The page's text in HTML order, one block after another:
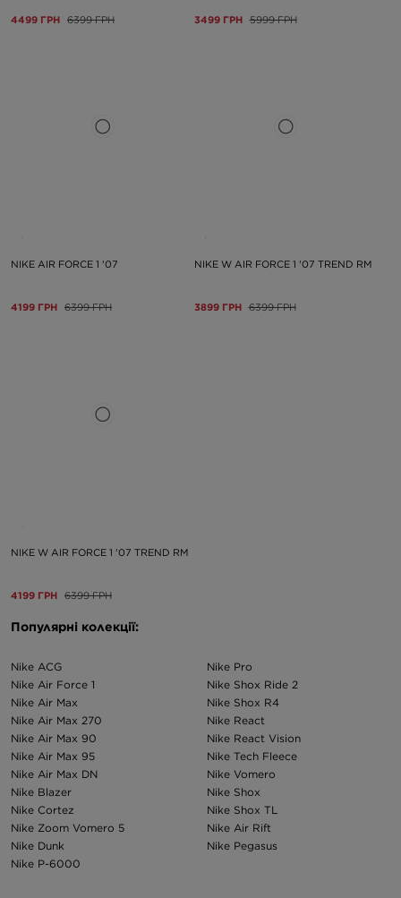
4499 ГРН 6399 ГРН 3499 ГРН 5999 ГРН
NIKE AIR FORCE 1 '07
4199 ГРН 6399 ГРН
NIKE W AIR FORCE 1 '07 TREND RM
3899 ГРН 6399 ГРН
NIKE W AIR FORCE 1 '07 TREND RM
4199 ГРН 6399 ГРН
Популярні колекції:
Nike ACG
Nike Air Force 1
Nike Air Max
Nike Air Max 270
Nike Air Max 90
Nike Air Max 95
Nike Air Max DN
Nike Blazer
Nike Cortez
Nike Zoom Vomero 5
Nike Dunk
Nike P-6000
Nike Pro
Nike Shox Ride 2
Nike Shox R4
Nike React
Nike React Vision
Nike Tech Fleece
Nike Vomero
Nike Shox
Nike Shox TL
Nike Air Rift
Nike Pegasus